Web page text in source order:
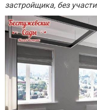
застройщика, без